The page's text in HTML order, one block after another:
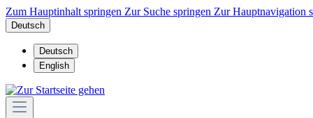
Zum Hauptinhalt springen Zur Suche springen Zur Hauptnavigation
Deutsch
Deutsch
English